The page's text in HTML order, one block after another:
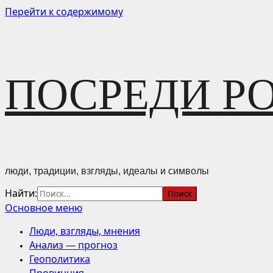
Перейти к содержимому
ПОСРЕДИ
люди, традиции, взгляды, идеалы и символы
Найти:
Основное меню
Люди, взгляды, мнения
Анализ — прогноз
Геополитика